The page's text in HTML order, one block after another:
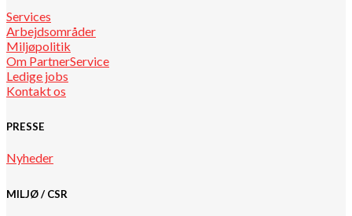
Services
Arbejdsområder
Miljøpolitik
Om PartnerService
Ledige jobs
Kontakt os
PRESSE
Nyheder
MILJØ / CSR